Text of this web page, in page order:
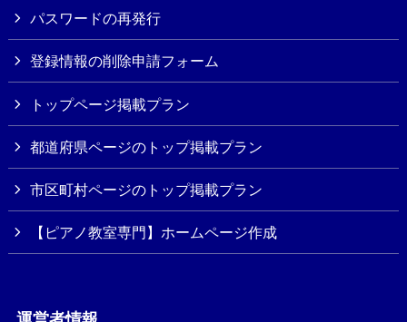
パスワードの再発行
登録情報の削除申請フォーム
トップページ掲載プラン
都道府県ページのトップ掲載プラン
市区町村ページのトップ掲載プラン
【ピアノ教室専門】ホームページ作成